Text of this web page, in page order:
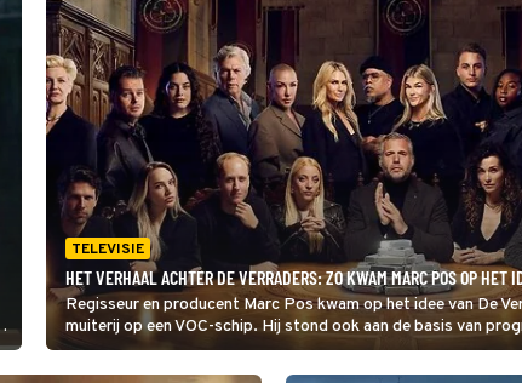
TELEVISIE
HET VERHAAL ACHTER DE VERRADERS: ZO KWAM MARC POS OP HET
Regisseur en producent Marc Pos kwam op het idee van De
muiterij op een VOC-schip. Hij stond ook aan de basis van
Idols en Het Geheim van de Meester.